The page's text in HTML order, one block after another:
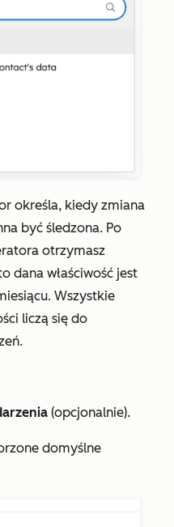
określa, kiedy zmiana
być śledzona. Po
otrzymasz
dana właściwość jest
Wszystkie
liczą się do
(opcjonalnie).
domyślne